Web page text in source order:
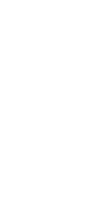
natürlich,
Familie
möchten,
Diese
um
zu erstellen.
voller
in die
es in Form
Jeden
mehr